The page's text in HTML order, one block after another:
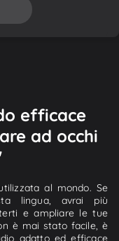
efficace
ad occhi
al mondo. Se
lingua, avrai più
e ampliare le tue
è mai stato facile, è
adatto ed efficace